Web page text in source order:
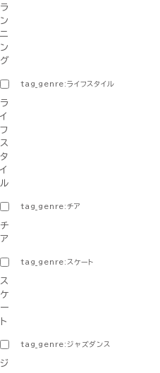
ラ
ン
ニ
ン
グ
tag_genre:ライフスタイル
ラ
イ
フ
ス
タ
イ
ル
tag_genre:チア
チ
ア
tag_genre:スケート
ス
ケ
ー
ト
tag_genre:ジャズダンス
ジ